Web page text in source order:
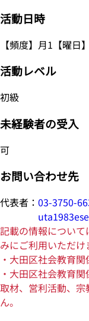
活動日時
【頻度】月1【曜
活動レベル
初級
未経験者の受入
可
お問い合わせ先
代表者： 03-3750-
記載の情報につい
みにご利用いただけ
・大田区社会教育
・大田区社会教育
取材、営利活動、
ん。